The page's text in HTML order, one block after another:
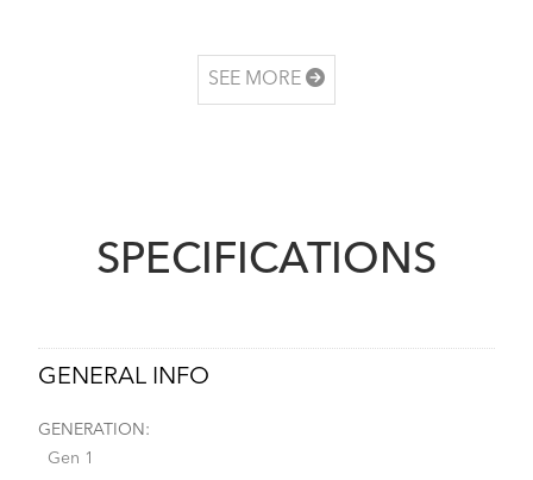
SEE MORE
SPECIFICATIONS
GENERAL INFO
GENERATION:
Gen 1